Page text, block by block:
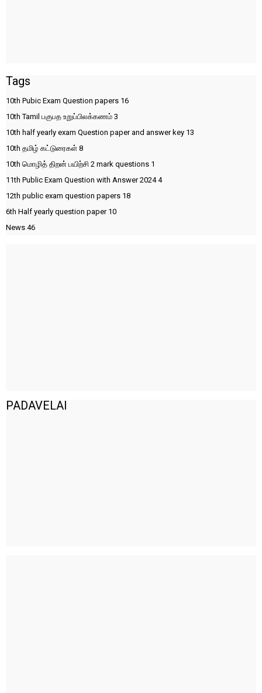
Tags
10th Pubic Exam Question papers 16
10th Tamil பகுபத உறுப்பிலக்கணம் 3
10th half yearly exam Question paper and answer key 13
10th தமிழ் கட்டுரைகள் 8
10th மொழித் திறன் பயிற்சி 2 mark questions 1
11th Public Exam Question with Answer 20244
12th public exam question papers 18
6th Half yearly question paper 10
News 46
PADAVELAI